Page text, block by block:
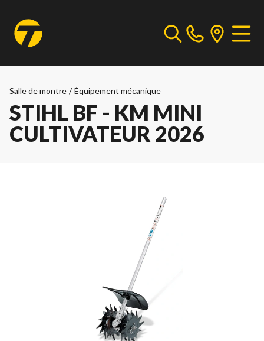
Salle de montre / Équipement mécanique
STIHL BF - KM MINI
CULTIVATEUR 2026